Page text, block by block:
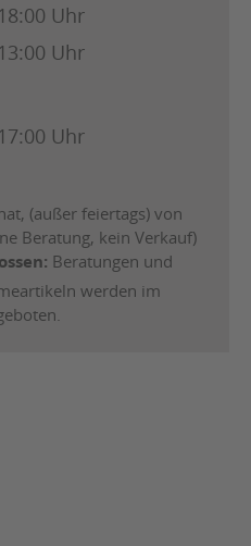
Uhr
Uhr
Uhr
(außer feiertags) von
Beratung, kein Verkauf)
Beratungen und
werden im